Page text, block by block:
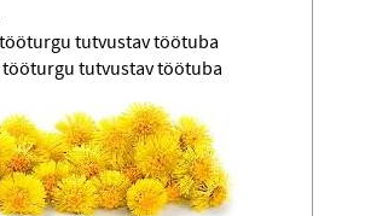
tutvustav töötuba
tutvustav töötuba